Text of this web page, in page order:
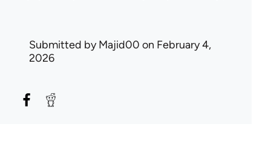
Submitted byMajid00 on February 4,
2026